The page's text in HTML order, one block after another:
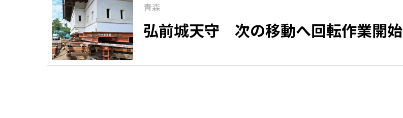
青森
弘前城天守 次の移動へ回転作業開始